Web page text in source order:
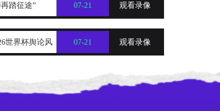
踏征途” 07-21 观看录像
世界杯舆论风 07-21 观看录像